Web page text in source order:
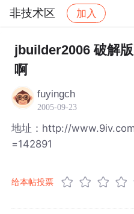
非技术区 加入
社区 非技术区 帖子
jbuilder2006 破解
啊
fuyingch
2005-09-23
地址：http://
=142891
给本帖投票